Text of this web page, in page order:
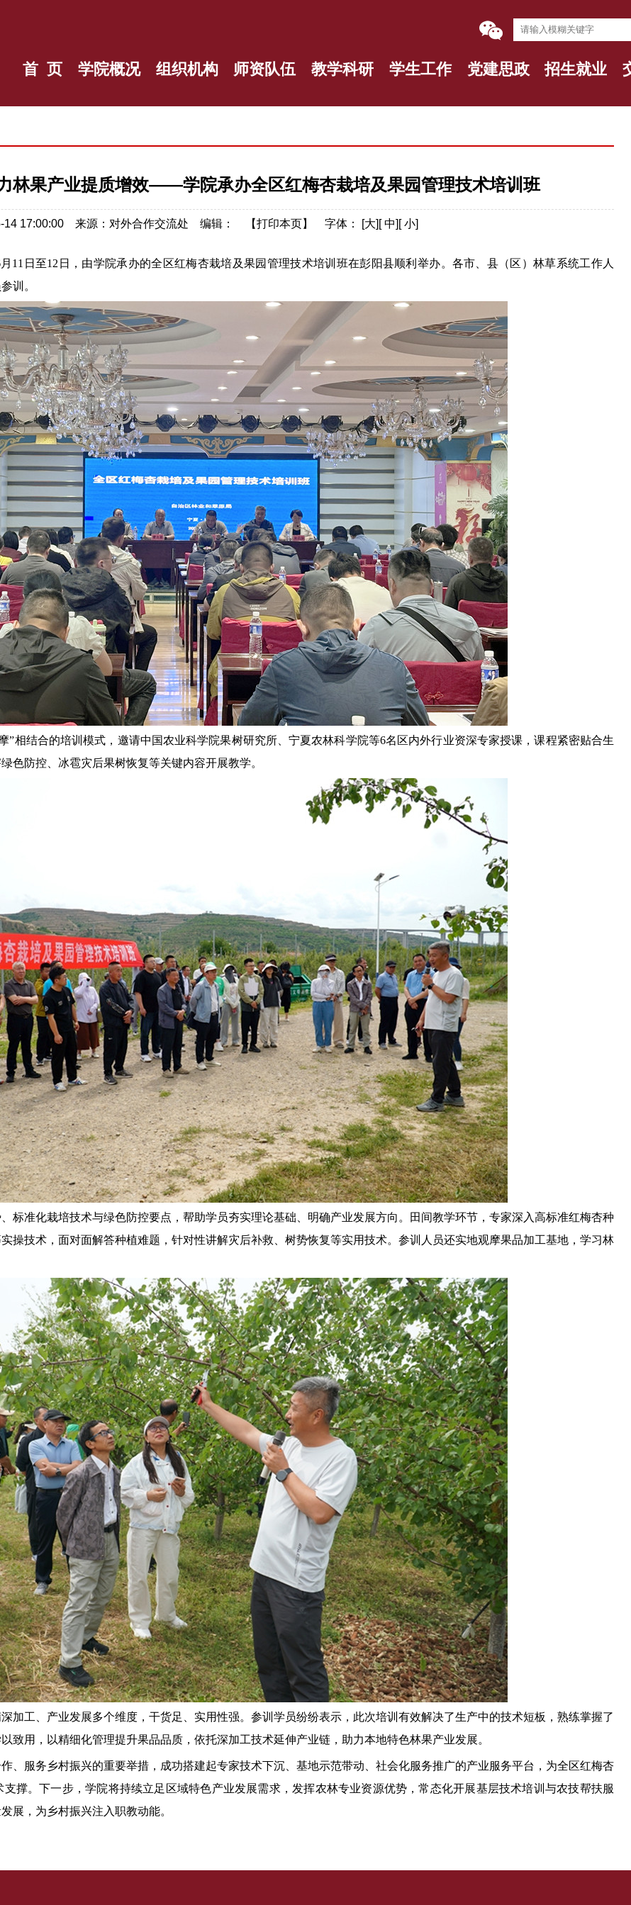
首 页 学院概况 组织机构 师资队伍 教学科研 学生工作 党建思政 招生就业
林果产业提质增效——学院承办全区红梅杏栽培及果园管理技术培训班
14 17:00:00 来源：对外合作交流处 编辑： 【打印本页】 字体： [大][中][小]
11日至12日， 由学院承办的全区红梅杏栽培及果园管理技术培训班在彭阳县顺利举办。各市、县（区）林草系统工作人
训 。
”相结合的培训模式， 邀请中国农业科学院果树研究所、宁夏农林科学院等6名 区内外行业资深专家授课，课程紧密贴合生
色防控、冰雹灾后果树恢复等关键内容开展教学。
标准化栽培技术与绿色防控要点，帮助学员夯实理论基础、 明确产业发展方向 。田间教学环节，专家深入高标准红梅杏种
操技术，面对面解答种植难题，针对性讲解灾后补救、树势恢复等实用技术。参训人员还实地观摩果品加工基地，学习林
加工、产业发展多个维度，干货足、实用性强。 参训 学员纷纷表示，此次培训有效解决了生产中的技术短板，熟练掌握了
致用，以精细化管理提升果品品质，依托深加工技术延伸产业链，助力本地特色林果产业发展。
、服务乡村振兴的重要举措，成功搭建起专家技术下沉、基地示范带动、社会化服务推广的产业服务平台，为全区红梅杏
支撑。下一步，学院将持续立足区域特色产业发展需求，发挥农林专业资源优势，常态化开展基层技术培训与农技帮扶服
展，为乡村振兴注入职教动能。